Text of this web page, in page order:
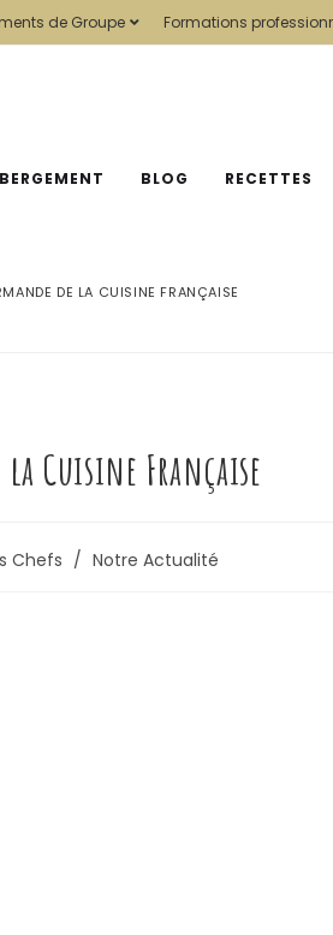
de Groupe Formations
BLOG RECETTES
DE LA CUISINE FRANÇAISE
Cuisine Française
Chefs / Notre Actualité